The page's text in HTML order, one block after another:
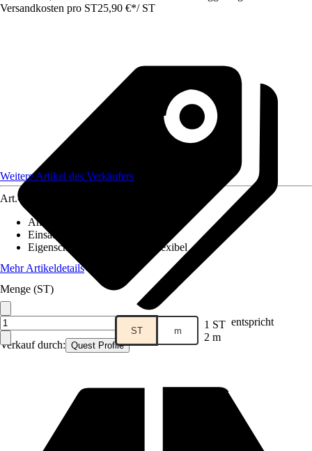
Versandkosten pro ST25,90 €*/ ST
Verkauf durch: Quest Profile
Weitere Artikel des Verkäufers
Art.-Nr.
Anzahl
Einsatzbereich
Eigenschaft
UV-beständig, Flexibel
Mehr Artikeldetails
Menge (ST)
ST m 1 ST entspricht
2 m